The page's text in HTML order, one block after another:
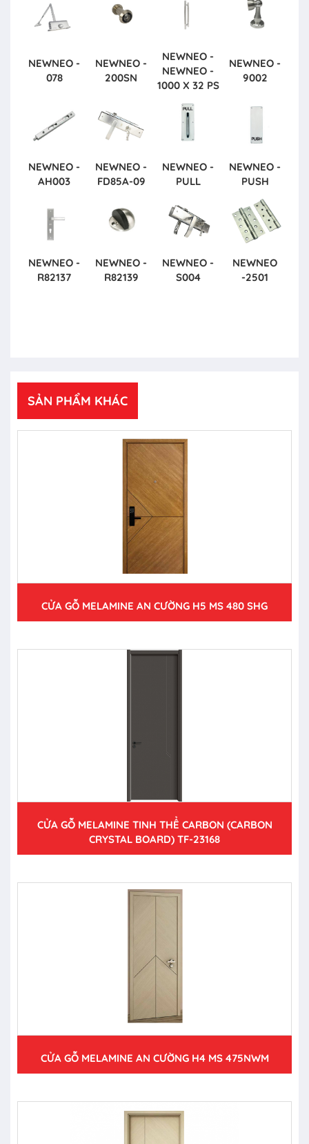
NEWNEO -
078
NEWNEO -
200SN
NEWNEO -
NEWNEO -
1000 X 32 PS
NEWNEO -
9002
NEWNEO -
AH003
NEWNEO -
FD85A-09
NEWNEO -
PULL
NEWNEO -
PUSH
NEWNEO -
R82137
NEWNEO -
R82139
NEWNEO -
S004
NEWNEO
-2501
SẢN PHẨM KHÁC
CỬA GỖ MELAMINE AN CƯỜNG H5 MS 480 SHG
CỬA GỖ MELAMINE TINH THỂ CARBON (CARBON
CRYSTAL BOARD) TF-23168
CỬA GỖ MELAMINE AN CƯỜNG H4 MS 475NWM